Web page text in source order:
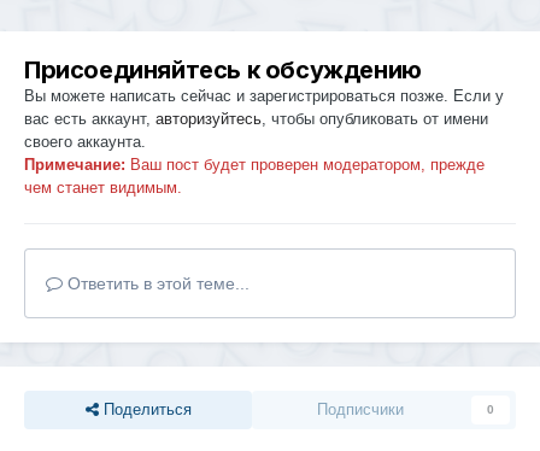
Присоединяйтесь к обсуждению
Вы можете написать сейчас и зарегистрироваться позже. Если у
вас есть аккаунт, авторизуйтесь , чтобы опубликовать от имени
своего аккаунта.
Примечание: Ваш пост будет проверен модератором, прежде
чем станет видимым.
Ответить в этой теме...
Поделиться Подписчики 0